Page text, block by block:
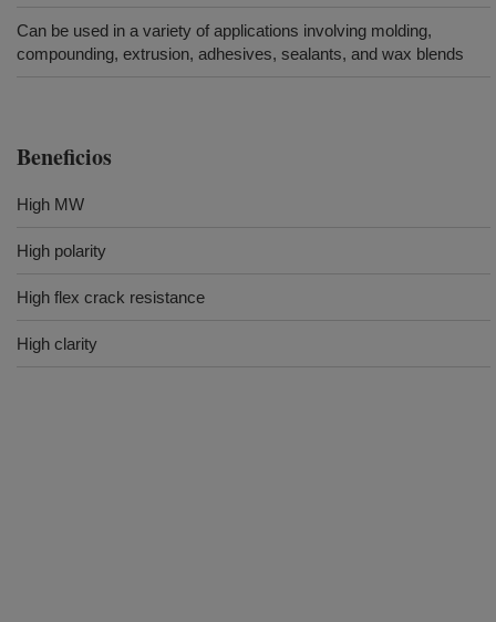
Can be used in a variety of applications involving molding,
compounding, extrusion, adhesives, sealants, and wax blends
Beneficios
High MW
High polarity
High flex crack resistance
High clarity